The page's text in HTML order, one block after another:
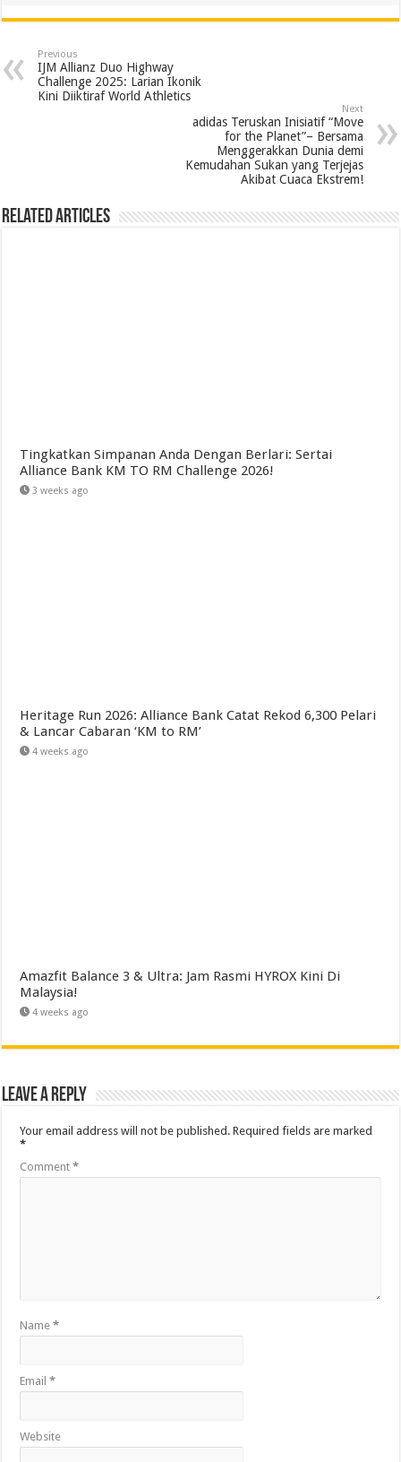
Previous
IJM Allianz Duo Highway
Challenge 2025: Larian Ikonik
Kini Diiktiraf World Athletics
Next
adidas Teruskan Inisiatif “Move
for the Planet”– Bersama
Menggerakkan Dunia demi
Kemudahan Sukan yang Terjejas
Akibat Cuaca Ekstrem!
Related Articles
Tingkatkan Simpanan Anda Dengan Berlari: Sertai
Alliance Bank KM TO RM Challenge 2026!
3 weeks ago
Heritage Run 2026: Alliance Bank Catat Rekod 6,300 Pelari
& Lancar Cabaran ‘KM to RM’
4 weeks ago
Amazfit Balance 3 & Ultra: Jam Rasmi HYROX Kini Di
Malaysia!
4 weeks ago
Leave a Reply
Your email address will not be published. Required fields are marked
*
Comment*
Name*
Email*
Website